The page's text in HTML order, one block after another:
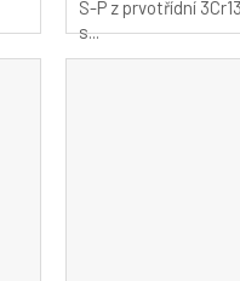
z
S-P z prvotřídní
s...